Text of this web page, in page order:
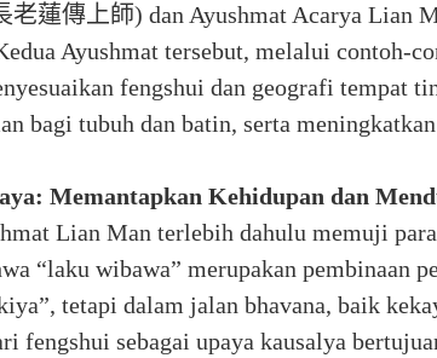
老蓮傳上師) dan Ayushmat Acarya Lian
Ayushmat tersebut, melalui contoh-
fengshui dan geografi tempat
bagi tubuh dan batin, serta
Memantapkan Kehidupan dan
Lian Man terlebih dahulu memuji
“laku wibawa” merupakan pembinaan
tetapi dalam jalan bhavana, baik
fengshui sebagai upaya kausalya